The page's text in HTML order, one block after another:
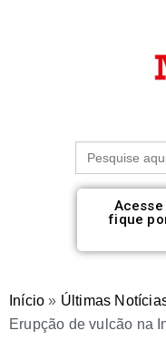
Procurar:
fique
Início » Últimas
Erupção de vulcão na